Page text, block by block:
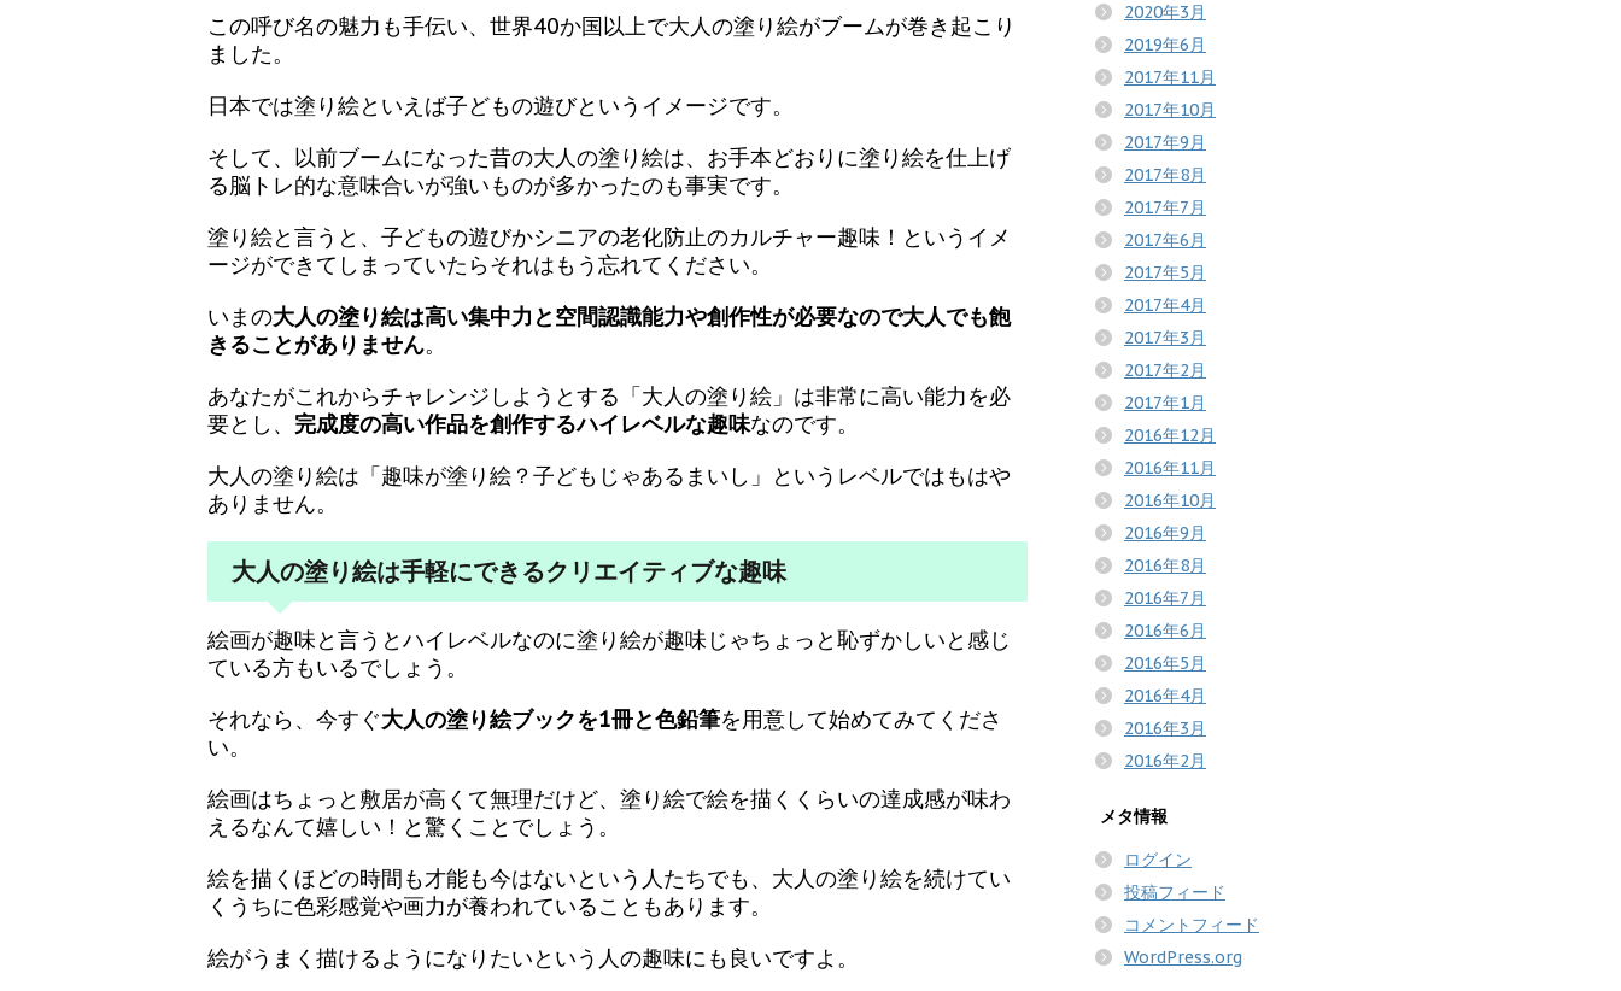
この呼び名の魅力も手伝い、世界40か国以上で大人の塗り絵がブームが巻き起こり
ました。
日本では塗り絵といえば子どもの遊びというイメージです。
そして、以前ブームになった昔の大人の塗り絵は、お手本どおりに塗り絵を仕上げ
る脳トレ的な意味合いが強いものが多かったのも事実です。
塗り絵と言うと、子どもの遊びかシニアの老化防止のカルチャー趣味！というイメ
ージができてしまっていたらそれはもう忘れてください。
いまの大人の塗り絵は高い集中力と空間認識能力や創作性が必要なので大人でも飽
きることがありません。
あなたがこれからチャレンジしようとする「大人の塗り絵」は非常に高い能力を必
要とし、 完成度の高い作品を創作するハイレベルな趣味なのです。
大人の塗り絵は「趣味が塗り絵？子どもじゃあるまいし」というレベルではもはや
ありません。
大人の塗り絵は手軽にできるクリエイティブな趣味
絵画が趣味と言うとハイレベルなのに塗り絵が趣味じゃちょっと恥ずかしいと感じ
ている方もいるでしょう。
それなら、今すぐ大人の塗り絵ブックを1冊と色鉛筆を用意して始めてみてくださ
い。
絵画はちょっと敷居が高くて無理だけど、塗り絵で絵を描くくらいの達成感が味わ
えるなんて嬉しい！と驚くことでしょう。
絵を描くほどの時間も才能も今はないという人たちでも、大人の塗り絵を続けてい
くうちに色彩感覚や画力が養われていることもあります。
絵がうまく描けるようになりたいという人の趣味にも良いですよ。
2020年3月
2019年6月
2017年11月
2017年10月
2017年9月
2017年8月
2017年7月
2017年6月
2017年5月
2017年4月
2017年3月
2017年2月
2017年1月
2016年12月
2016年11月
2016年10月
2016年9月
2016年8月
2016年7月
2016年6月
2016年5月
2016年4月
2016年3月
2016年2月
メタ情報
ログイン
投稿フィード
コメントフィード
WordPress.org